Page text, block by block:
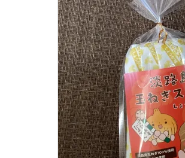
淡路産玉ねぎ
淡路産牛商品